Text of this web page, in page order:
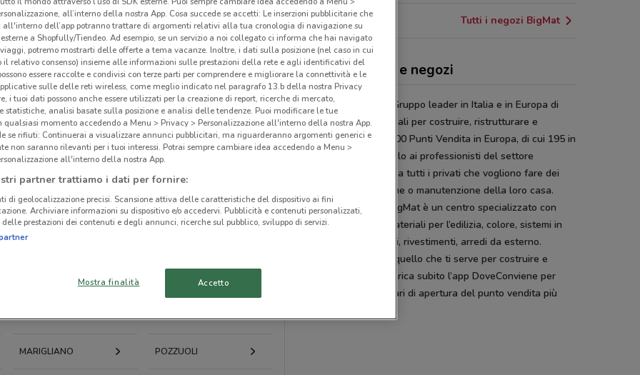
volantini nella tua zona. Riprova più tardi.
FRATTAMAGGIORE AFRAGOLA
CREMANO
QUARTO
MARIGLIANO POZZUOLI
Tutti i negozi BigMat
BigMat, offerte e negozi
BigMatdal 1981 è il Gruppo leader in Italia e in Europa di
punti vendita di materiali per costruire, ristrutturare e
rinnovare. Con oltre 900 Punti Vendita in Europa, di cui 195 in
Italia, si rivolge non solo ai professionisti del settore
dell’edilizia, ma anche a tutti i privati che vogliono fare dei
lavori di ristrutturazione o manutenzione della loro casa.
Ogni Punto Vendita BigMat è un centro specializzato con
un’ampia gamma di materiali per l’edilizia, colore, sistemi in
legno, finiture d'interni, rivestimenti, arredi da esterno.
Da BigMat trovi tutto quello che ti serve per costruire e
ristrutturare casa. Scarica subito l’app DoveConviene per
scoprire indirizzo e orari di apertura del punto vendita più
all’interno della nostra App. Cosa succede se accetti: Le inserzioni pubblicitarie che
all'interno dell’app potranno trattare di argomenti relativi alla tua cronologia di navigazione su
a Shopfully/Tiendeo. Ad esempio, se un servizio a noi collegato ci informa che hai navigato
potremo mostrarti delle offerte a tema vacanze. Inoltre, i dati sulla posizione (nel caso in cui
il relativo consenso) insieme alle informazioni sulle prestazioni della rete e agli identificativi del
essere raccolte e condivisi con terze parti per comprendere e migliorare la connettività e le
sulle delle reti wireless, come meglio indicato nel paragrafo 13.b della nostra Privacy
i tuoi dati possono anche essere utilizzati per la creazione di report, ricerche di mercato,
statistiche, analisi basate sulla posizione e analisi delle tendenze. Puoi modificare le tue
qualsiasi momento accedendo a Menu > Privacy > Personalizzazione all'interno della nostra App.
se rifiuti: Continuerai a visualizzare annunci pubblicitari, ma riguarderanno argomenti generici e
non saranno rilevanti per i tuoi interessi. Potrai sempre cambiare idea accedendo a Menu >
all'interno della nostra App.
partner trattiamo i dati per fornire:
di geolocalizzazione precisi. Scansione attiva delle caratteristiche del dispositivo ai fini
Archiviare informazioni su dispositivo e/o accedervi. Pubblicità e contenuti personalizzati,
prestazioni dei contenuti e degli annunci, ricerche sul pubblico, sviluppo di servizi.
Mostra finalità Accetto